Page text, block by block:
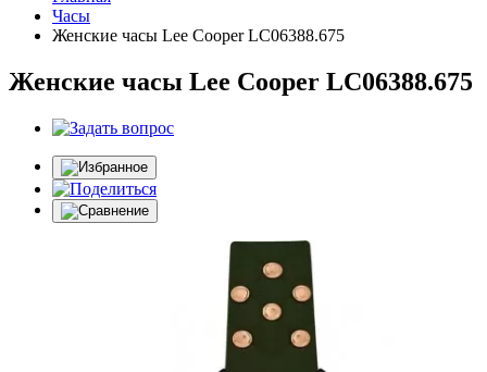
Часы
Женские часы Lee Cooper LC06388.675
Женские часы Lee Cooper LC06388.675